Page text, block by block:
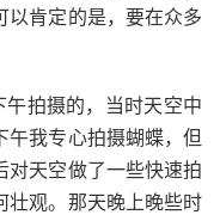
以肯定的是，要在众多
午拍摄的，当时天空中
午我专心拍摄蝴蝶，但
对天空做了一些快速拍
壮观。那天晚上晚些时